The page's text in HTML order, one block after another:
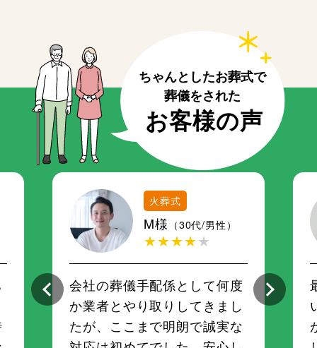
火葬式
M様 （30代/男性）
★★★★★
会社の葬儀手配係として何度
か業者とやり取りしてきまし
たが、ここまで明朗で誠実な